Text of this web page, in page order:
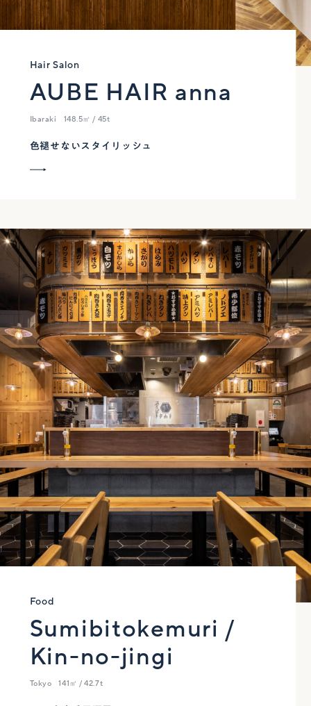
Hair Salon
AUBE HAIR anna
Ibaraki 148.5㎡ / 45t
色褪せないスタイリッシュ
Food
Sumibitokemuri /
Kin-no-jingi
Tokyo 141㎡ / 42.7t